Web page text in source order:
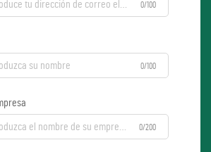
0/100
0/100
0/200